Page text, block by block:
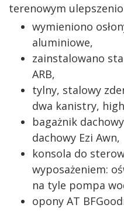
terenowym
wymieniono
aluminiowe,
zainstalowano
ARB,
tylny, stalowy
dwa kanistry,
bagażnik
dachowy Ezi Awn,
konsola do
wyposażeniem:
na tyle pompa
opony AT